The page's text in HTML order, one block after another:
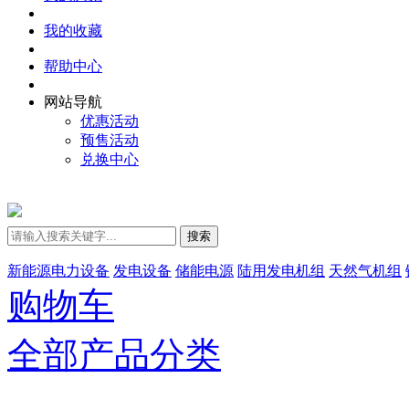
我的收藏
帮助中心
网站导航
优惠活动
预售活动
兑换中心
搜索
新能源电力设备 发电设备 储能电源 陆用发电机组 天然气机组
购物车
全部产品分类